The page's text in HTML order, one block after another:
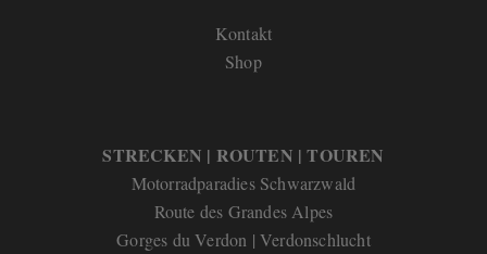
Kontakt
Shop
STRECKEN | ROUTEN | TOUREN
Motorradparadies Schwarzwald
Route des Grandes Alpes
Gorges du Verdon | Verdonschlucht